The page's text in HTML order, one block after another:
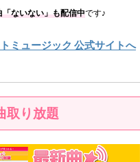
「ないない」も配信中です♪
ミュージック 公式サイトへ
り放題